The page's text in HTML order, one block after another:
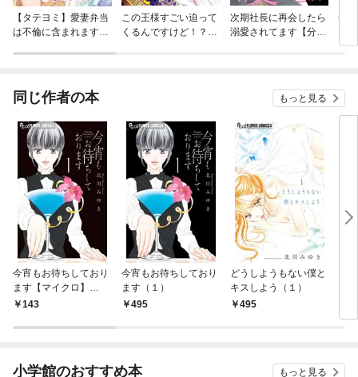
【タテヨミ】愛妻弁当
は不倫に含まれます
この王様すごい迫って
くるんですけど！？～
次期社長に再会したら
溺愛されてます【分冊
せ
同じ作者の本 もっと見る
今宵もお待ちしており
ます【マイクロ】
（１）
143
今宵もお待ちしており
ます（１）
495
どうしようもない僕と
キスしよう（１）
495
小学館のおすすめ本 もっと見る